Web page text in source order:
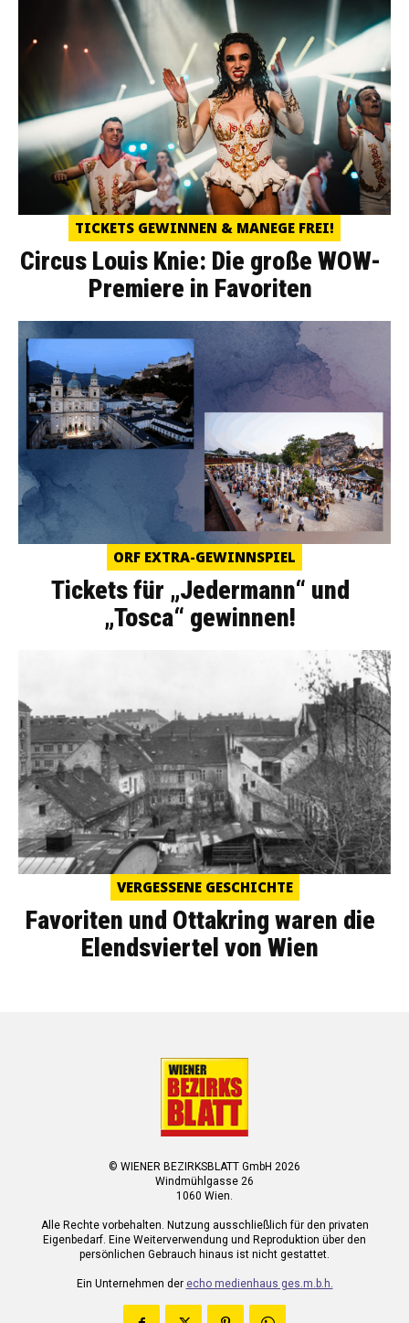
TICKETS GEWINNEN & MANEGE FREI!
Circus Louis Knie: Die große WOW-
Premiere in Favoriten
ORF EXTRA-GEWINNSPIEL
Tickets für „Jedermann“ und
„Tosca“ gewinnen!
VERGESSENE GESCHICHTE
Favoriten und Ottakring waren die
Elendsviertel von Wien
© WIENER BEZIRKSBLATT GmbH 2026
Windmühlgasse 26
1060 Wien.
Alle Rechte vorbehalten. Nutzung ausschließlich für den privaten
Eigenbedarf. Eine Weiterverwendung und Reproduktion über den
persönlichen Gebrauch hinaus ist nicht gestattet.
Ein Unternehmen der echo medienhaus ges.m.b.h.